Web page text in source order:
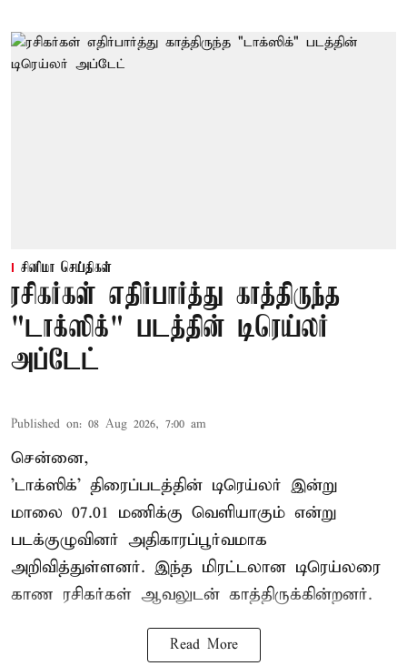
சினிமா செய்திகள்
ரசிகர்கள் எதிர்பார்த்து காத்திருந்த
"டாக்ஸிக்" படத்தின் டிரெய்லர்
அப்டேட்
Published on: 08 Aug 2026, 7:00 am
சென்னை,
'டாக்ஸிக்' திரைப்படத்தின் டிரெய்லர் இன்று
மாலை 07.01 மணிக்கு வெளியாகும் என்று
படக்குழுவினர் அதிகாரப்பூர்வமாக
அறிவித்துள்ளனர். இந்த மிரட்டலான டிரெய்லரை
காண ரசிகர்கள் ஆவலுடன் காத்திருக்கின்றனர்.
Read More